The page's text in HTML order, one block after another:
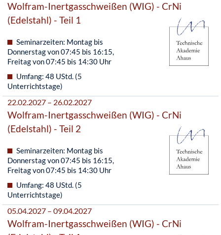
Wolfram-Inertgasschweißen (WIG) - CrNi
(Edelstahl) - Teil 1
Seminarzeiten: Montag bis
Donnerstag von 07:45 bis 16:15,
Freitag von 07:45 bis 14:30 Uhr
Umfang: 48 UStd. (5
Unterrichtstage)
22.02.2027 – 26.02.2027
Wolfram-Inertgasschweißen (WIG) - CrNi
(Edelstahl) - Teil 2
Seminarzeiten: Montag bis
Donnerstag von 07:45 bis 16:15,
Freitag von 07:45 bis 14:30 Uhr
Umfang: 48 UStd. (5
Unterrichtstage)
05.04.2027 – 09.04.2027
Wolfram-Inertgasschweißen (WIG) - CrNi